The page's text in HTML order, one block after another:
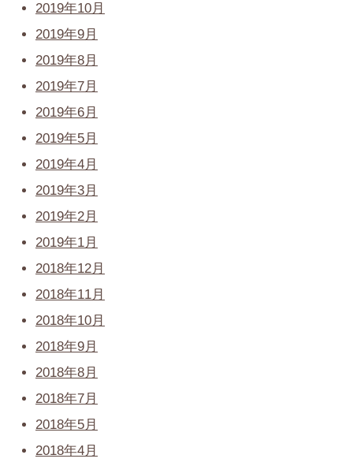
2019年10月
2019年9月
2019年8月
2019年7月
2019年6月
2019年5月
2019年4月
2019年3月
2019年2月
2019年1月
2018年12月
2018年11月
2018年10月
2018年9月
2018年8月
2018年7月
2018年5月
2018年4月